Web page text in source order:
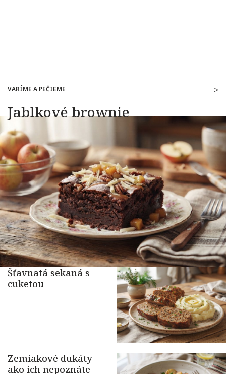
VARÍME A PEČIEME